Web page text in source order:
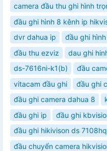
camera đầu thu ghi hình
đầu ghi hình 8 kênh ip
dvr dahua ip
đầu ghi
đầu thu ezviz
dau ghi
ds-7616ni-k1(b)
đầu
vitacam đầu ghi
đầu ghi
đầu ghi camera dahua 8
đầu ghi ip
đầu ghi
đầu ghi hikivison ds
đầu chuyển camera